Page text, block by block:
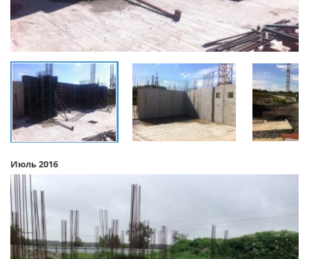
Июль 2016